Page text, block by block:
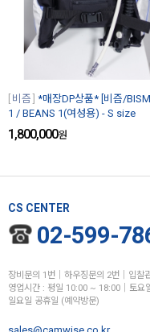
비즘 *매장DP상품* [비즘/
1 / BEANS 1(여성용) - S size
1,800,000원
CS CENTER
02-599-
장비문의 1번│하우징문의 2번│입찰
영업시간 : 평일 10:00 ~ 18:00│토요
일요일 공휴일 (예약방문)